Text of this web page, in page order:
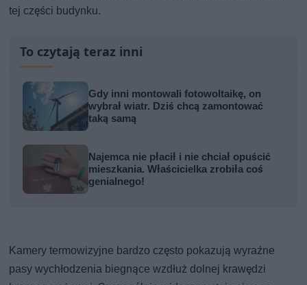
tej części budynku.
To czytają teraz inni
Gdy inni montowali fotowoltaikę, on
wybrał wiatr. Dziś chcą zamontować
taką samą
Najemca nie płacił i nie chciał opuścić
mieszkania. Właścicielka zrobiła coś
genialnego!
Kamery termowizyjne bardzo często pokazują wyraźne
pasy wychłodzenia biegnące wzdłuż dolnej krawędzi